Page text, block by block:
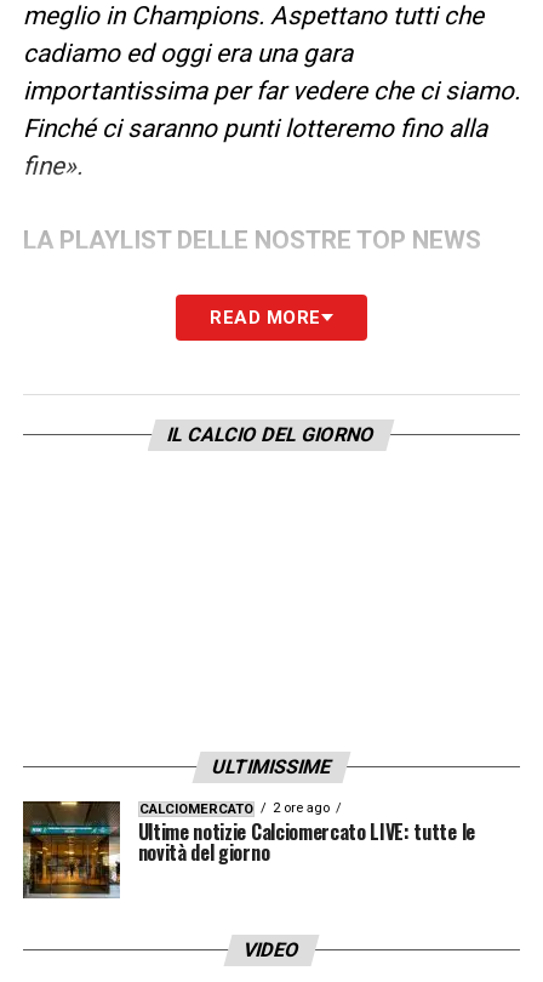
meglio in Champions. Aspettano tutti che
cadiamo ed oggi era una gara
importantissima per far vedere che ci siamo.
Finché ci saranno punti lotteremo fino alla
fine».
LA PLAYLIST DELLE NOSTRE TOP NEWS
READ MORE
IL CALCIO DEL GIORNO
ULTIMISSIME
CALCIOMERCATO 2 ore ago
Ultime notizie Calciomercato LIVE: tutte le
novità del giorno
VIDEO